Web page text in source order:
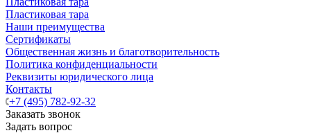
Пластиковая тара
Наши преимущества
Сертификаты
Общественная жизнь и благотворительность
Политика конфиденциальности
Реквизиты юридического лица
Контакты
+7 (495) 782-92-32
Заказать звонок
Задать вопрос